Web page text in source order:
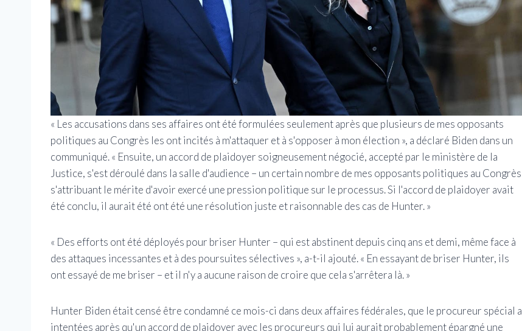
« Les accusations dans ses affaires ont été formulées seulement après que plusieurs de mes opposants
politiques au Congrès les ont incités à m'attaquer et à s'opposer à mon élection », a déclaré Biden dans un
communiqué. « Ensuite, un accord de plaidoyer soigneusement négocié, accepté par le ministère de la
Justice, s'est déroulé dans la salle d'audience – un certain nombre de mes opposants politiques au Congrès
s'attribuant le mérite d'avoir exercé une pression politique sur le processus. Si l'accord de plaidoyer avait
été conclu, il aurait été ont été une résolution juste et raisonnable des cas de Hunter. »
« Des efforts ont été déployés pour briser Hunter – qui est abstinent depuis cinq ans et demi, même face à
des attaques incessantes et à des poursuites sélectives », a-t-il ajouté. « En essayant de briser Hunter, ils
ont essayé de me briser – et il n'y a aucune raison de croire que cela s'arrêtera là. »
Hunter Biden était censé être condamné ce mois-ci dans deux affaires fédérales, que le procureur spécial a
intentées après qu'un accord de plaidoyer avec les procureurs qui lui aurait probablement épargné une